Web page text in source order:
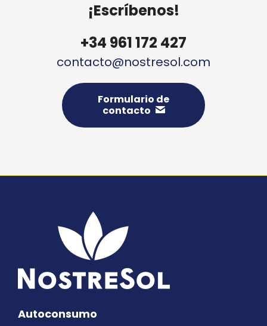
¡Escríbenos!
+34 961 172 427
contacto@nostresol.com
Formulario de
contacto
Autoconsumo